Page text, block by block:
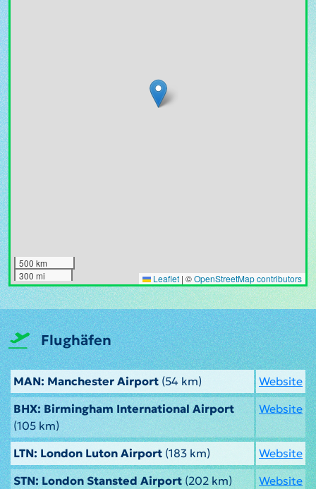
500 km
300 mi
Leaflet | ©OpenStreetMap contributors
Flughäfen
MAN: Manchester Airport (54 km)
Website
BHX: Birmingham International Airport
(105 km)
Website
LTN: London Luton Airport (183 km)
Website
STN: London Stansted Airport(202 km)
Website